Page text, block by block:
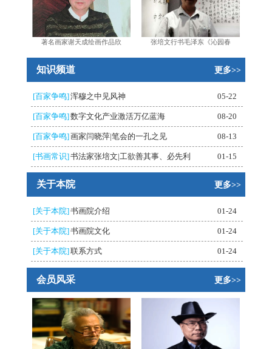
著名画家谢天成绘画作品欣 张培文行书毛泽东《沁园春
知识频道 更多>>
[百家争鸣]浑穆之中见风神 05-22
[百家争鸣]数字文化产业激活万亿蓝海 08-20
[百家争鸣]画家闫晓萍|笔会的一孔之见 08-13
[书画常识]书法家张培文|工欲善其事、必先利 01-15
关于本院 更多>>
[关于本院] 书画院介绍 01-24
[关于本院] 书画院文化 01-24
[关于本院] 联系方式 01-24
会员风采 更多>>